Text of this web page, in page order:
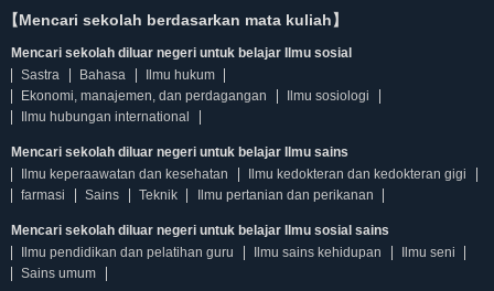
【Mencari sekolah berdasarkan mata kuliah】
Mencari sekolah diluar negeri untuk belajar Ilmu sosial
Sastra
Bahasa
Ilmu hukum
Ekonomi, manajemen, dan perdagangan
Ilmu sosiologi
Ilmu hubungan international
Mencari sekolah diluar negeri untuk belajar Ilmu sains
Ilmu keperaawatan dan kesehatan
Ilmu kedokteran dan kedokteran gigi
farmasi
Sains Teknik Ilmu pertanian dan perikanan
Mencari sekolah diluar negeri untuk belajar Ilmu sosial sains
Ilmu pendidikan dan pelatihan guru
Ilmu sains kehidupan
Ilmu seni
Sains umum